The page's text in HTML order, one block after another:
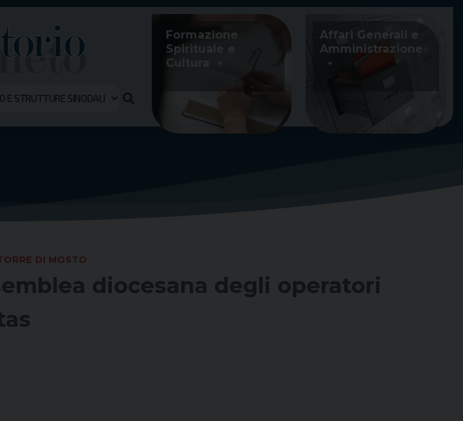
E STRUTTURE SINODALI
Formazione
Spirituale e
Cultura
Affari Generali e
Amministrazione
DI MOSTO
diocesana degli operatori